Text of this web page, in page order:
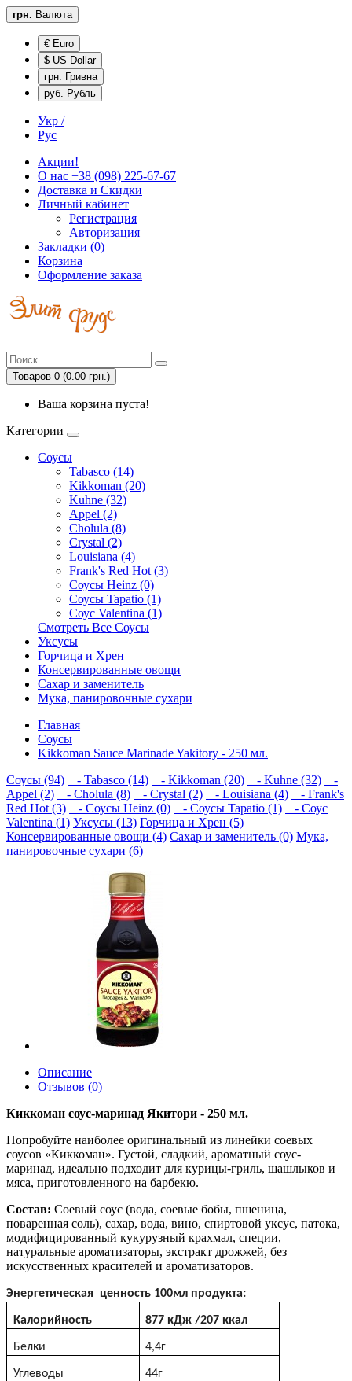
грн. Валюта
€ Euro
$ US Dollar
грн. Гривна
руб. Рубль
Укр /
Рус
Акции!
О нас +38 (098) 225-67-67
Доставка и Скидки
Личный кабинет
Регистрация
Авторизация
Закладки (0)
Корзина
Оформление заказа
Товаров 0 (0.00 грн.)
Ваша корзина пуста!
Категории
Соусы
Tabasco (14)
Kikkoman (20)
Kuhne (32)
Appel (2)
Cholula (8)
Crystal (2)
Louisiana (4)
Frank's Red Hot (3)
Соусы Heinz (0)
Соусы Tapatio (1)
Соус Valentina (1)
Смотреть Все Соусы
Уксусы
Горчица и Хрен
Консервированные овощи
Сахар и заменитель
Мука, панировочные сухари
Главная
Соусы
Kikkoman Sauce Marinade Yakitory - 250 мл.
Соусы (94)
- Tabasco (14) - Kikkoman (20) - Kuhne (32)
-
Appel (2)
- Cholula (8) - Crystal (2) - Louisiana (4)
- Frank's
Red Hot (3)
- Соусы Heinz (0) - Соусы Tapatio (1)
- Соус
Valentina (1) Уксусы (13) Горчица и Хрен (5)
Консервированные овощи (4) Сахар и заменитель (0) Мука,
панировочные сухари (6)
Описание
Отзывов (0)
Киккоман соус-маринад Якитори - 250 мл.
Попробуйте наиболее оригинальный из линейки соевых
соусов «Киккоман». Густой, сладкий, ароматный соус-
маринад, идеально подходит для курицы-гриль, шашлыков и
мяса, приготовленного на барбекю.
Состав: Соевый соус (вода, соевые бобы, пшеница,
поваренная соль), сахар, вода, вино, спиртовой уксус, патока,
модифицированный кукурузный крахмал, специи,
натуральные ароматизаторы, экстракт дрожжей, без
искусственных красителей и ароматизаторов.
Энергетическая ценность 100мл продукта:
Калорийность 877 кДж /207 ккал
Белки 4,4г
Углеводы 44г